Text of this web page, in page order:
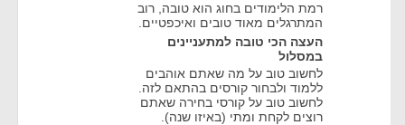
רמת הלימודים בחוג הוא טובה, רוב
המתרגלים מאוד טובים ואיכפטיים.
העצה הכי טובה למתעניינים
במסלול
לחשוב טוב על מה שאתם אוהבים
ללמוד ולבחור קורסים בהתאם לזה.
לחשוב טוב על קורסי בחירה שאתם
רוצים לקחת ומתי (באיזו שנה).